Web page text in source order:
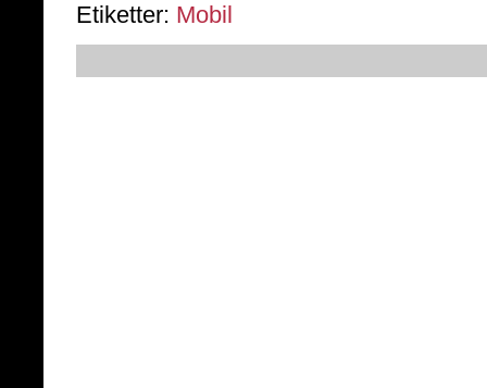
Etiketter: Mobil